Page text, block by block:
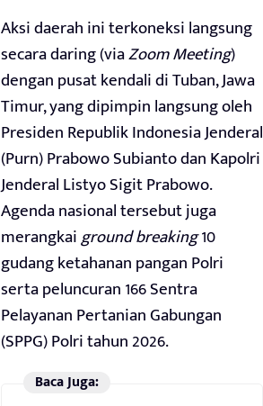
Aksi daerah ini terkoneksi langsung
secara daring (viaZoom Meeting)
dengan pusat kendali di Tuban, Jawa
Timur, yang dipimpin langsung oleh
Presiden Republik Indonesia Jenderal
(Purn) Prabowo Subianto dan Kapolri
Jenderal Listyo Sigit Prabowo.
Agenda nasional tersebut juga
merangkaiground breaking10
gudang ketahanan pangan Polri
serta peluncuran 166 Sentra
Pelayanan Pertanian Gabungan
(SPPG) Polri tahun 2026.
Baca Juga: